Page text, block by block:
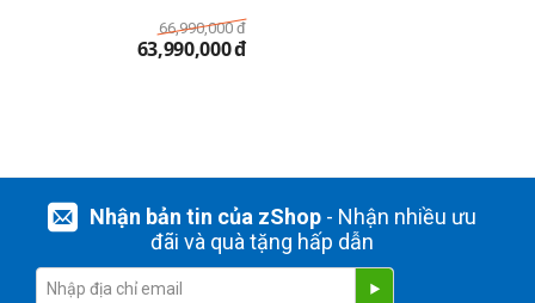
66,990,000 đ
63,990,000đ
Nhận bản tin của zShop- Nhận nhiều ưu
đãi và quà tặng hấp dẫn